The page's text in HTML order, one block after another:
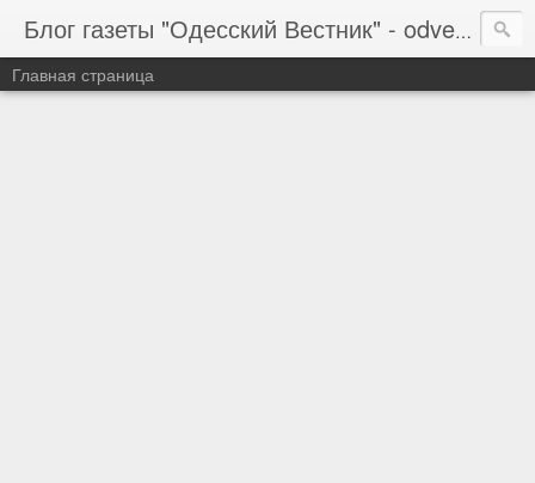
Блог газеты "Одесский Вестник" - odvestnik.com.ua, odvestnik.com
Главная страница